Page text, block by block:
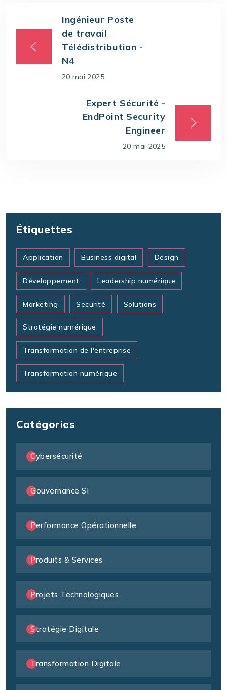
Ingénieur Poste
de travail
Télédistribution -
N4
20 mai 2025
Expert Sécurité -
EndPoint Security
Engineer
20 mai 2025
Étiquettes
Application Business digital Design
Développement Leadership numérique
Marketing Securité Solutions
Stratégie numérique
Transformation de l'entreprise
Transformation numérique
Catégories
Cybersécurité
Gouvernance SI
Performance Opérationnelle
Produits & Services
Projets Technologiques
Stratégie Digitale
Transformation Digitale